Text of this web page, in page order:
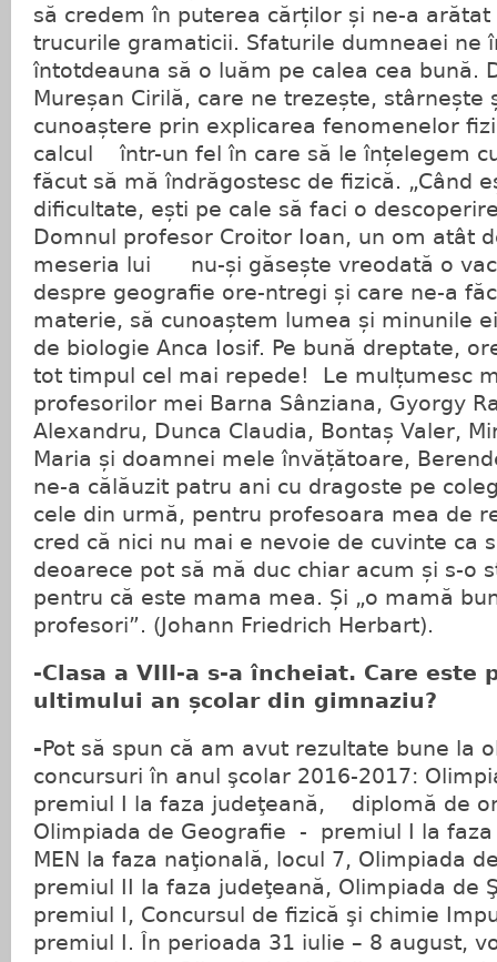
să credem în puterea cărților și ne-a arătat
trucurile gramaticii. Sfaturile dumneaei ne
întotdeauna să o luăm pe calea cea bună.
Mureșan Cirilă, care ne trezește, stârnește
cunoaștere prin explicarea fenomenelor
calcul într-un fel în care să le înțelegem
făcut să mă îndrăgostesc de fizică. „Când
dificultate, ești pe cale să faci o
Domnul profesor Croitor Ioan, un om atât
meseria lui nu-și găsește vreodată o
despre geografie ore-ntregi și care ne-a
materie, să cunoaștem lumea și minunile
de biologie Anca Iosif. Pe bună dreptate,
tot timpul cel mai repede! Le mulțumesc
profesorilor mei Barna Sânziana, Gyorgy
Alexandru, Dunca Claudia, Bontaș Valer,
Maria și doamnei mele învățătoare,
ne-a călăuzit patru ani cu dragoste pe
cele din urmă, pentru profesoara mea de
cred că nici nu mai e nevoie de cuvinte ca
deoarece pot să mă duc chiar acum și s-o
pentru că este mama mea. Și „o mamă
profesori”. (Johann Friedrich Herbart).
-Clasa a VIII-a s-a încheiat. Care este
ultimului an școlar din gimnaziu?
-Pot să spun că am avut rezultate bune la
concursuri în anul şcolar 2016-2017:
premiul I la faza judeţeană, diplomă de
Olimpiada de Geografie - premiul I la
MEN la faza naţională, locul 7, Olimpiada
premiul II la faza judeţeană, Olimpiada de
premiul I, Concursul de fizică şi chimie
premiul I. În perioada 31 iulie – 8 august,